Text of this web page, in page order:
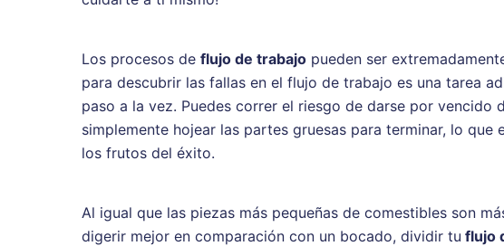
Los procesos de flujo de trabajo pueden ser
para descubrir las fallas en el flujo de trabajo es una tarea
paso a la vez. Puedes correr el riesgo de darse por vencido
simplemente hojear las partes gruesas para terminar, lo que
los frutos del éxito.
Al igual que las piezas más pequeñas de comestibles son
digerir mejor en comparación con un bocado, dividir tu flujo